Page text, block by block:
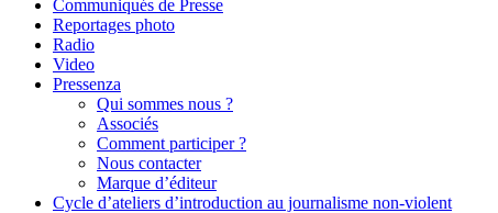
Communiqués de Presse
Reportages photo
Radio
Video
Pressenza
Qui sommes nous ?
Associés
Comment participer ?
Nous contacter
Marque d’éditeur
Cycle d’ateliers d’introduction au journalisme non-violent